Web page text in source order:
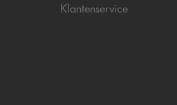
Klantenservice